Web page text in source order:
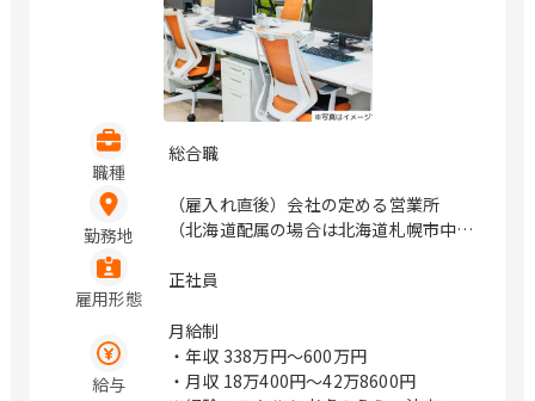
職種
総合職
勤務地
（雇入れ直後）会社の定める営業所
（北海道配属の場合は北海道札幌市中央
葉区、東京都配属の場合は東京都新宿
浜区、神奈川県配属の場合は神奈川県横
浜市神奈川区、愛知県配属の場合は愛知
県名古屋市中区、大阪府配属の場合は大
雇用形態
正社員
給与
月給制
・年収 338万円〜600万円
・月収 18万400円〜42万8600円